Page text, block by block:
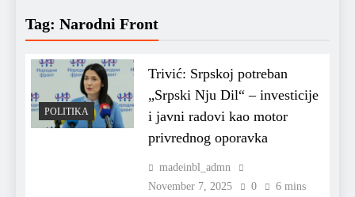
Tag: Narodni Front
POLITIKA
Trivić: Srpskoj potreban
„Srpski Nju Dil“ – investicije
i javni radovi kao motor
privrednog oporavka
madeinbl_admn
November 7, 2025
0 6 mins